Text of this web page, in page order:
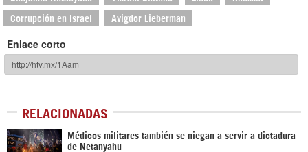
Corrupción en Israel Avigdor Lieberman
Enlace corto
RELACIONADAS
Médicos militares también se niegan a servir a dictadura
de Netanyahu